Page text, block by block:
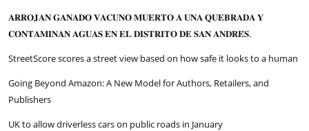
𝐀𝐑𝐑𝐎𝐉𝐀𝐍 𝐆𝐀𝐍𝐀𝐃𝐎 𝐕𝐀𝐂𝐔𝐍𝐎 𝐌𝐔𝐄𝐑𝐓𝐎 𝐀 𝐔𝐍𝐀 𝐐𝐔𝐄𝐁𝐑𝐀𝐃𝐀 𝐘
𝐂𝐎𝐍𝐓𝐀𝐌𝐈𝐍𝐀𝐍 𝐀𝐆𝐔𝐀𝐒 𝐄𝐍 𝐄𝐋 𝐃𝐈𝐒𝐓𝐑𝐈𝐓𝐎 𝐃𝐄 𝐒𝐀𝐍 𝐀𝐍𝐃𝐑𝐄́𝐒.
StreetScore scores a street view based on how safe it looks to a human
Going Beyond Amazon: A New Model for Authors, Retailers, and
Publishers
UK to allow driverless cars on public roads in January